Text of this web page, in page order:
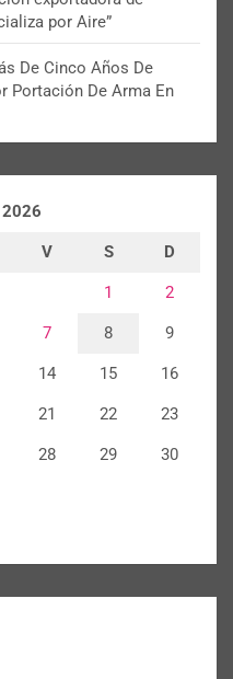
por Aire”
De Cinco Años De
Portación De Arma En
2026
V S D
1 2
7 8 9
14 15 16
21 22 23
28 29 30